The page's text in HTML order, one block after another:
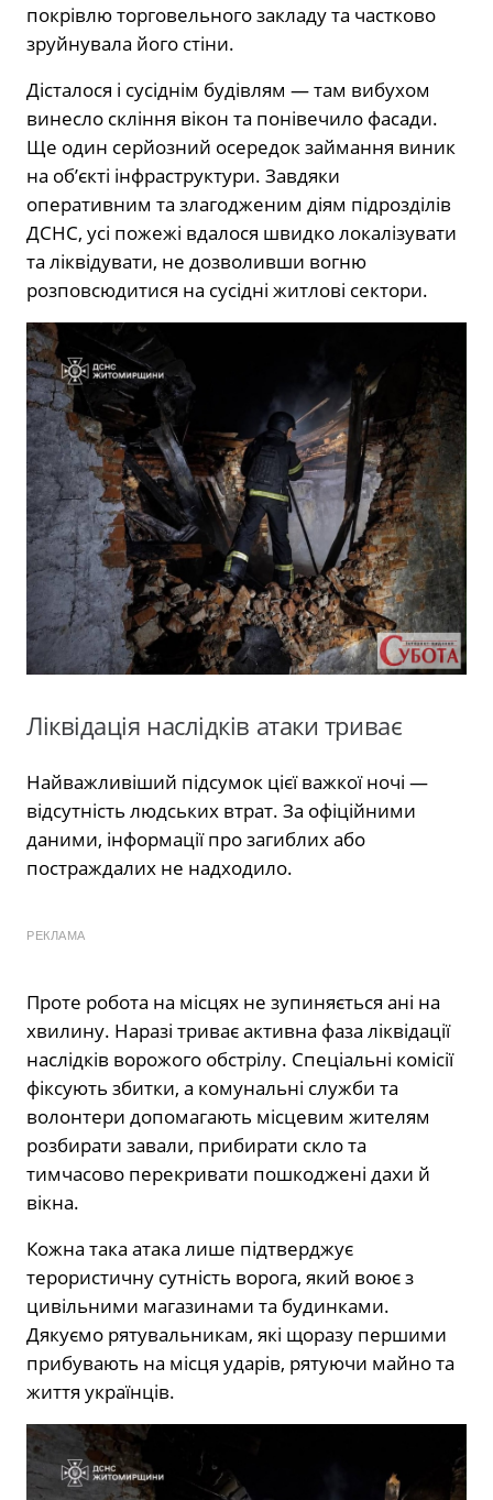
покрівлю торговельного закладу та частково
зруйнувала його стіни.
Дісталося і сусіднім будівлям — там вибухом
винесло скління вікон та понівечило фасади.
Ще один серйозний осередок займання виник
на обʼєкті інфраструктури. Завдяки
оперативним та злагодженим діям підрозділів
ДСНС, усі пожежі вдалося швидко локалізувати
та ліквідувати, не дозволивши вогню
розповсюдитися на сусідні житлові сектори.
Ліквідація наслідків атаки триває
Найважливіший підсумок цієї важкої ночі —
відсутність людських втрат. За офіційними
даними, інформації про загиблих або
постраждалих не надходило.
РЕКЛАМА
Проте робота на місцях не зупиняється ані на
хвилину. Наразі триває активна фаза ліквідації
наслідків ворожого обстрілу. Спеціальні комісії
фіксують збитки, а комунальні служби та
волонтери допомагають місцевим жителям
розбирати завали, прибирати скло та
тимчасово перекривати пошкоджені дахи й
вікна.
Кожна така атака лише підтверджує
терористичну сутність ворога, який воює з
цивільними магазинами та будинками.
Дякуємо рятувальникам, які щоразу першими
прибувають на місця ударів, рятуючи майно та
життя українців.